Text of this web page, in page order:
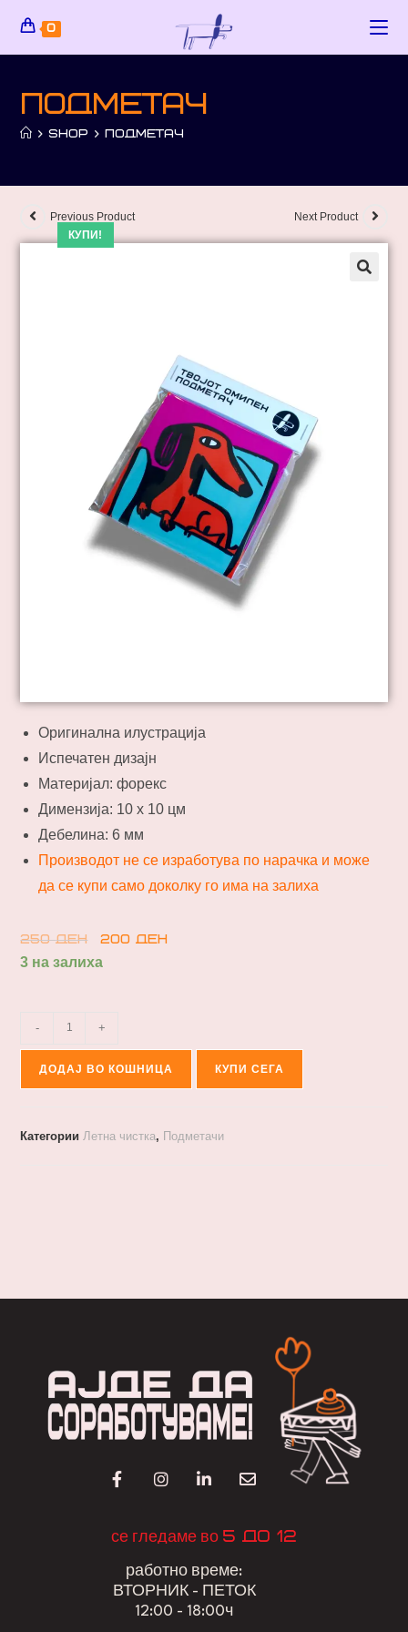
0
Подметач
> SHOP > ПОДМЕТАЧ
КУПИ!
Previous Product Next Product
Оригинална илустрација
Испечатен дизајн
Материјал: форекс
Димензија: 10 х 10 цм
Дебелина: 6 мм
Производот не се изработува по нарачка и може
да се купи само доколку го има на залиха
250ден 200ден
3 на залиха
- +
ДОДАЈ ВО КОШНИЦА КУПИ СЕГА
Категории Летна чистка, Подметачи
се гледаме во 5 до 12
работно време:
ВТОРНИК - ПЕТОК
12:00 - 18:00ч